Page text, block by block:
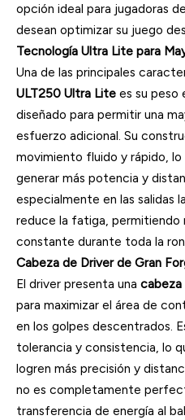
opción ideal para jugadoras
desean optimizar su juego
Tecnología Ultra Lite para
Una de las principales
ULT250 Ultra Lite es su peso
diseñado para permitir una
esfuerzo adicional. Su
movimiento fluido y rápido, lo
generar más potencia y
especialmente en las salidas
reduce la fatiga, permitiendo
constante durante toda la
Cabeza de Driver de Gran
El driver presenta una cabeza
para maximizar el área de
en los golpes descentrados.
tolerancia y consistencia, lo
logren más precisión y
no es completamente
transferencia de energía al